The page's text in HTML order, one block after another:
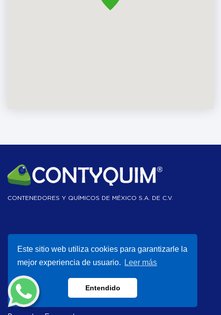
Este sitio web utiliza cookies para garantizarle la
mejor experiencia de usuario.
Leer más
Entendido
CONTENEDORES Y QUÍMICOS DE MÉXICO S.A. DE C.V.
Recursos
Blog
Eventos
Productos
Capital Humano